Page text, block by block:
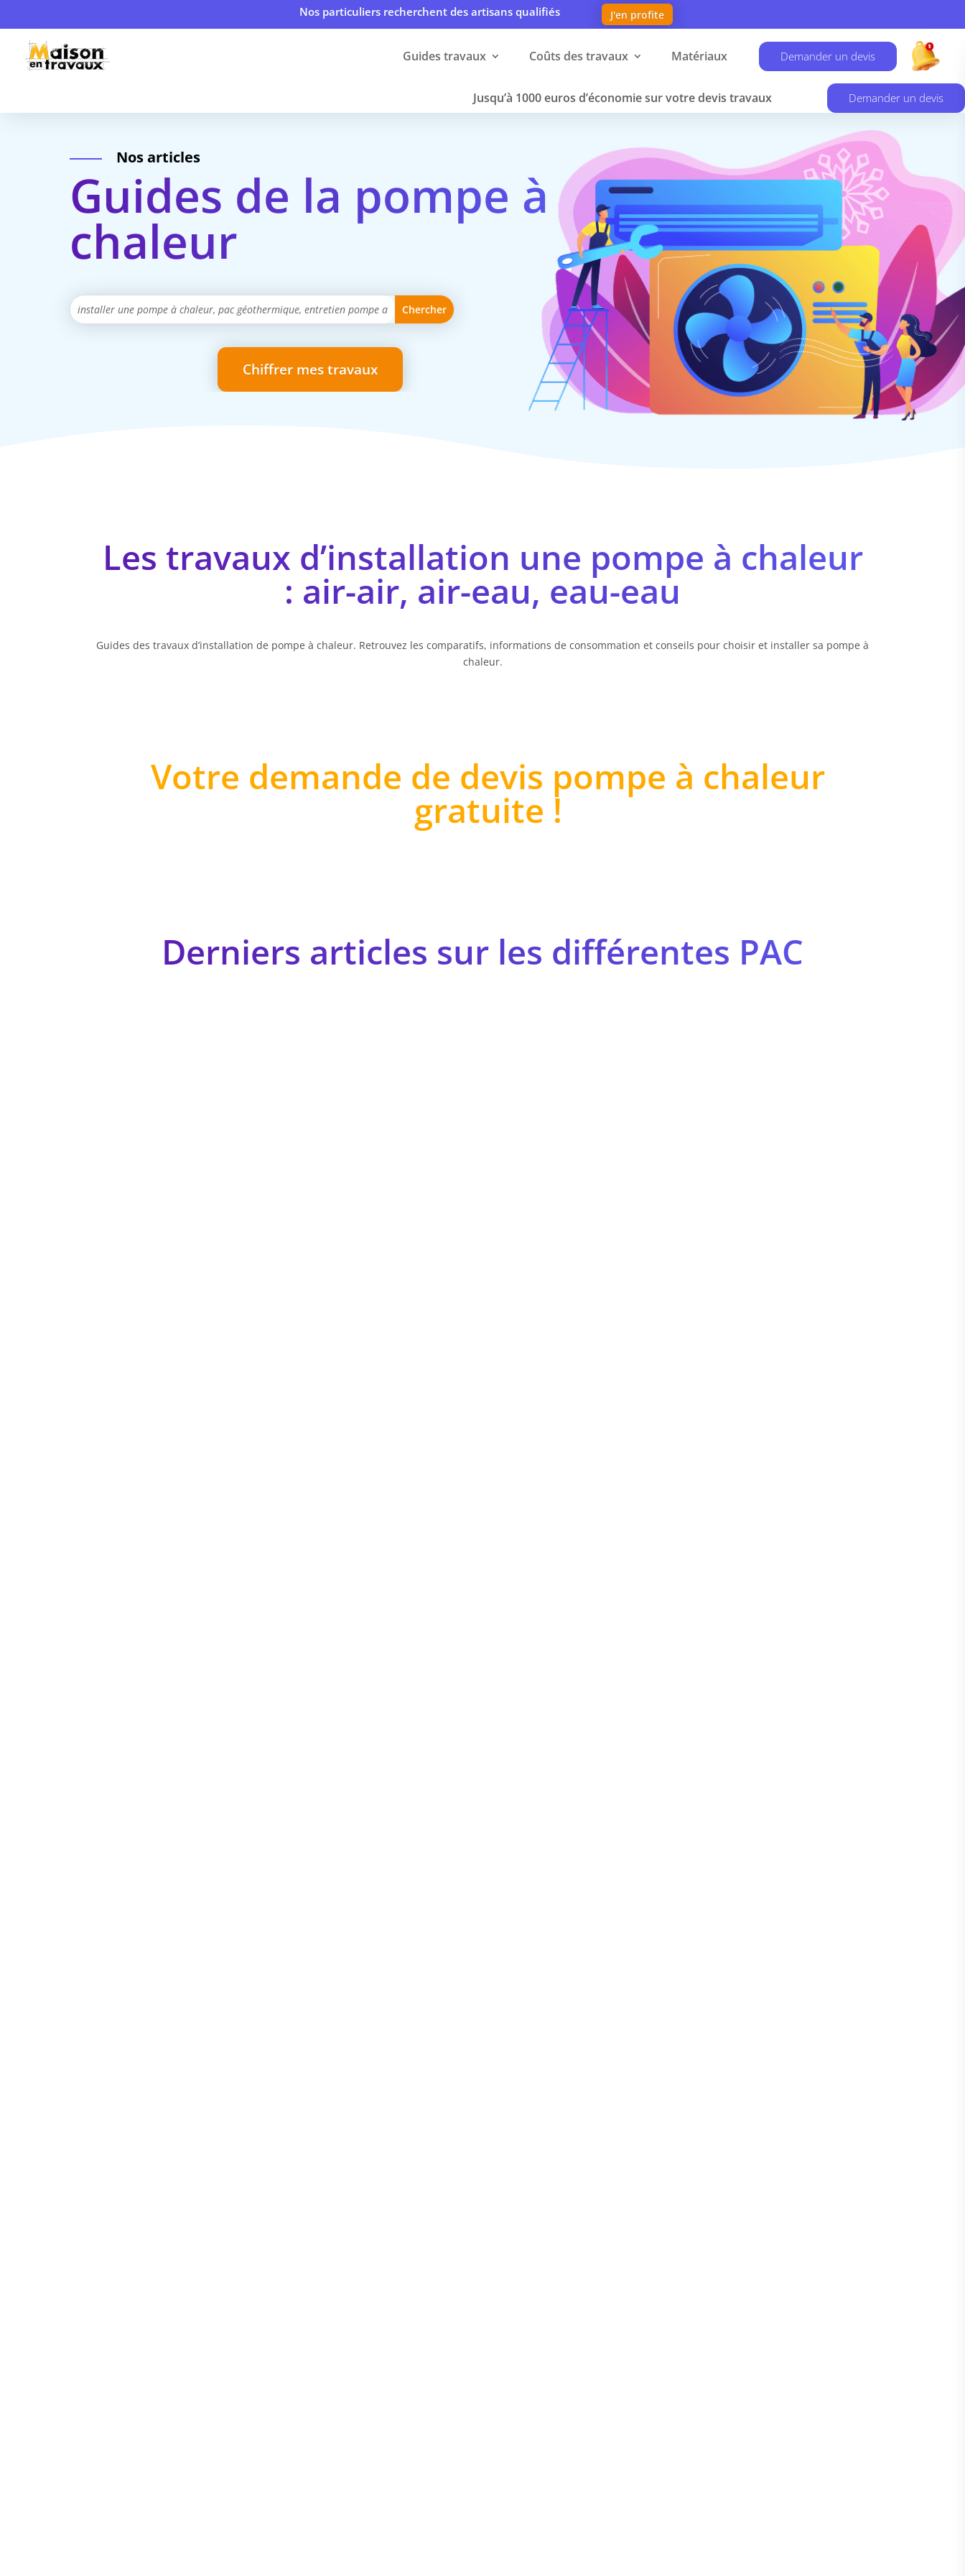
Nos particuliers recherchent des artisans qualifiés J'en profite
Guides travaux Coûts des travaux Matériaux Demander un devis
Jusqu’à 1000 euros d’économie sur votre devis travaux Demander un devis
Nos articles
Guides de la pompe à
chaleur
Chiffrer mes travaux
Les travaux d’installation une pompe à chaleur
: air-air, air-eau, eau-eau
Guides des travaux d’installation de pompe à chaleur. Retrouvez les comparatifs, informations de consommation et conseils pour choisir et installer sa pompe à
chaleur.
Votre demande de devis pompe à chaleur
gratuite !
Derniers articles sur les différentes PAC